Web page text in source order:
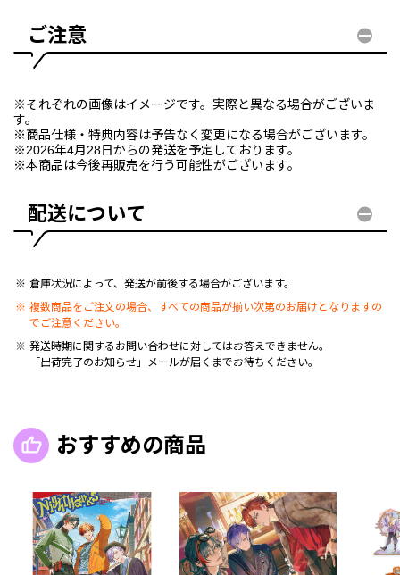
ご注意
※それぞれの画像はイメージです。実際と異なる場合がございま
す。
※商品仕様・特典内容は予告なく変更になる場合がございます。
※2026年4月28日からの発送を予定しております。
※本商品は今後再販売を行う可能性がございます。
配送について
倉庫状況によって、発送が前後する場合がございます。
複数商品をご注文の場合、すべての商品が揃い次第のお届けとなりますの
でご注意ください。
発送時期に関するお問い合わせに対してはお答えできません。
「出荷完了のお知らせ」メールが届くまでお待ちください。
おすすめの商品